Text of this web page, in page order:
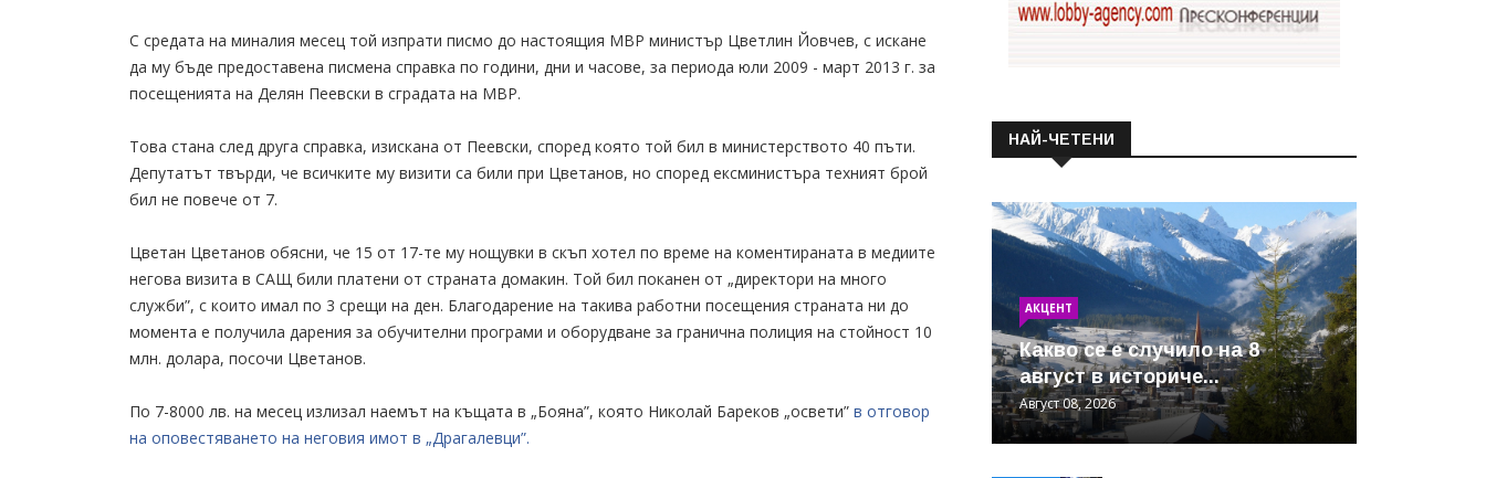
С средата на миналия месец той изпрати писмо до настоящия МВР министър Цветлин Йовчев, с искане
да му бъде предоставена писмена справка по години, дни и часове, за периода юли 2009 - март 2013 г. за
посещенията на Делян Пеевски в сградата на МВР.
Това стана след друга справка, изискана от Пеевски, според която той бил в министерството 40 пъти.
Депутатът твърди, че всичките му визити са били при Цветанов, но според ексминистъра техният брой
бил не повече от 7.
Цветан Цветанов обясни, че 15 от 17-те му нощувки в скъп хотел по време на коментираната в медиите
негова визита в САЩ били платени от страната домакин. Той бил поканен от „директори на много
служби”, с които имал по 3 срещи на ден. Благодарение на такива работни посещения страната ни до
момента е получила дарения за обучителни програми и оборудване за гранична полиция на стойност 10
млн. долара, посочи Цветанов.
По 7-8000 лв. на месец излизал наемът на къщата в „Бояна”, която Николай Бареков „освети” в отговор
на оповестяването на неговия имот в „Драгалевци”.
НАЙ-ЧЕТЕНИ
АКЦЕНТ
Какво се е случило на 8
август в историче...
Август 08, 2026